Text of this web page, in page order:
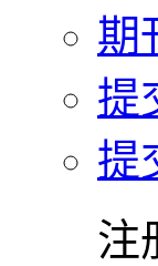
期
提
提
注